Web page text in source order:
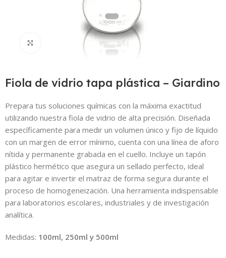
Click to enlarge
Fiola de vidrio tapa plástica – Giardino
Prepara tus soluciones químicas con la máxima exactitud
utilizando nuestra fiola de vidrio de alta precisión. Diseñada
específicamente para medir un volumen único y fijo de líquido
con un margen de error mínimo, cuenta con una línea de aforo
nítida y permanente grabada en el cuello. Incluye un tapón
plástico hermético que asegura un sellado perfecto, ideal
para agitar e invertir el matraz de forma segura durante el
proceso de homogeneización. Una herramienta indispensable
para laboratorios escolares, industriales y de investigación
analítica.
Medidas: 100ml, 250ml y 500ml